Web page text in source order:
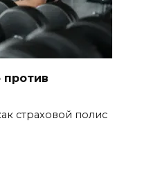
страховой полис